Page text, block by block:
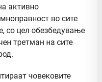
активно
во сите
со цел обезбедување
третман на сите
човековите